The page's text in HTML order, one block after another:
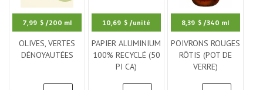
7,99 $ /200 ml
OLIVES, VERTES
DÉNOYAUTÉES
10,69 $ /unité
PAPIER ALUMINIUM
100% RECYCLÉ (50
PI CA)
8,39 $ /340 ml
POIVRONS ROUGES
RÔTIS (POT DE
VERRE)